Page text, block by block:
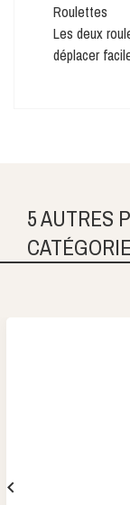
Roulettes
Les deux
déplacer
5 AUTRES
